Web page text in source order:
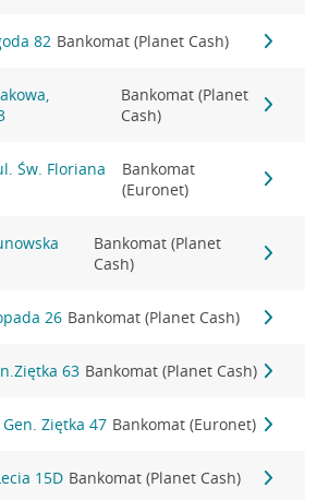
82 Bankomat (Planet Cash)
Bankomat (Planet
Cash)
Św. Floriana
Bankomat
(Euronet)
Bankomat (Planet
Cash)
26 Bankomat (Planet Cash)
63 Bankomat (Planet Cash)
Ziętka 47 Bankomat (Euronet)
15D Bankomat (Planet Cash)